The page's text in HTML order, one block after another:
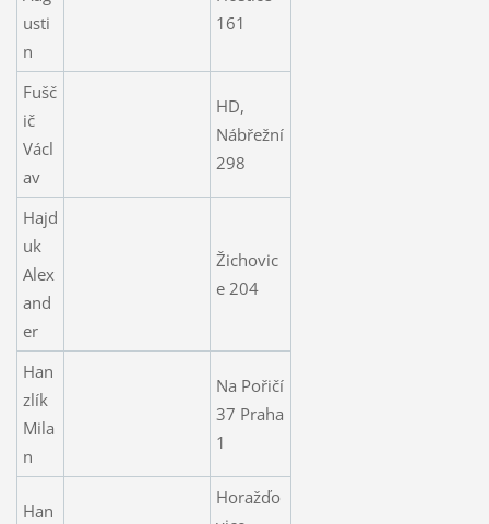
usti
n
161
Fušč
ič
Václ
av
HD,
Nábřežní
298
Hajd
uk
Alex
and
er
Žichovic
e 204
Han
zlík
Mila
n
Na Pořičí
37 Praha
1
Han
Horažďo